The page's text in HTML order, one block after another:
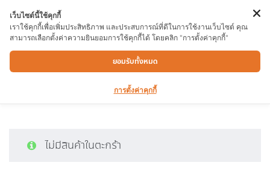
Cart
ไม่มีสินค้าในตะกร้า
เว็บไซต์นี้ใช้คุกกี้
เราใช้คุกกี้เพื่อเพิ่มประสิทธิภาพ และประสบการณ์ที่ดีในการใช้งานเว็บไซต์ คุณ
สามารถเลือกตั้งค่าความยินยอมการใช้คุกกี้ได้ โดยคลิก "การตั้งค่าคุกกี้"
ยอมรับทั้งหมด
การตั้งค่าคุกกี้